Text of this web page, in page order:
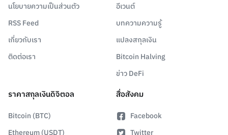
นโยบายความเป็นส่วนตัว
RSS Feed
เกี่ยวกับเรา
ติดต่อเรา
อีเวนต์
บทความความรู้
แปลงสกุลเงิน
Bitcoin Halving
ข่าว DeFi
ราคาสกุลเงินดิจิตอล
Bitcoin (BTC)
สื่อสังคม
Facebook